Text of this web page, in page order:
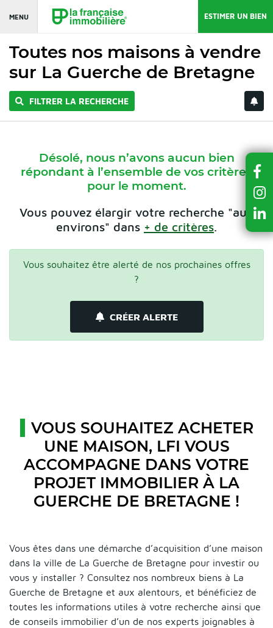
MENU ESTIMER UN BIEN
Toutes nos maisons à vendre
sur La Guerche de Bretagne
FILTRER LA RECHERCHE
Désolé, nous n’avons aucun bien
répondant à l’ensemble de vos critères
pour le moment.
Vous pouvez élargir votre recherche "aux
environs" dans + de critères.
Vous souhaitez être alerté de nos prochaines offres
?
CRÉER ALERTE
VOUS SOUHAITEZ ACHETER
UNE MAISON, LFI VOUS
ACCOMPAGNE DANS VOTRE
PROJET IMMOBILIER À LA
GUERCHE DE BRETAGNE !
Vous êtes dans une démarche d’acquisition d’une maison
dans la ville de La Guerche de Bretagne pour investir ou
vous y installer ? Consultez nos nombreux biens à La
Guerche de Bretagne et aux alentours, et bénéficiez de
toutes les informations utiles à votre recherche ainsi que
de conseils immobilier d’un de nos experts joignables à